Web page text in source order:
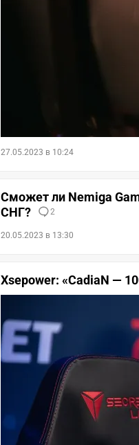
27.05.2023 в 10:24
Сможет ли Nemiga
СНГ?
2
20.05.2023 в 13:30
Xsepower: «CadiaN —